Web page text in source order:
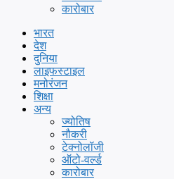
कारोबार
भारत
देश
दुनिया
लाइफस्टाइल
मनोरंजन
शिक्षा
अन्य
ज्योतिष
नौकरी
टेक्नोलॉजी
ऑटो-वर्ल्ड
कारोबार